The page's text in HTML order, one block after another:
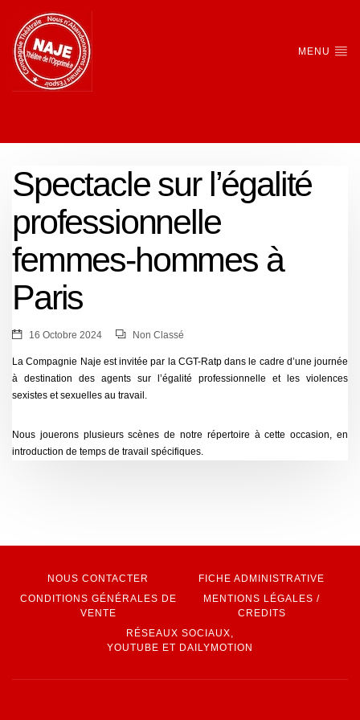
MENU
Spectacle sur l’égalité
professionnelle
femmes-hommes à
Paris
16 Octobre 2024 Non Classé
La Compagnie Naje est invitée par la CGT-Ratp dans le cadre d’une journée
à destination des agents sur l’égalité professionnelle et les violences
sexistes et sexuelles au travail.
Nous jouerons plusieurs scènes de notre répertoire à cette occasion, en
introduction de temps de travail spécifiques.
NOUS CONTACTER
FICHE ADMINISTRATIVE
CONDITIONS GÉNÉRALES DE
VENTE
MENTIONS LÉGALES /
CREDITS
RÉSEAUX SOCIAUX,
YOUTUBE ET DAILYMOTION